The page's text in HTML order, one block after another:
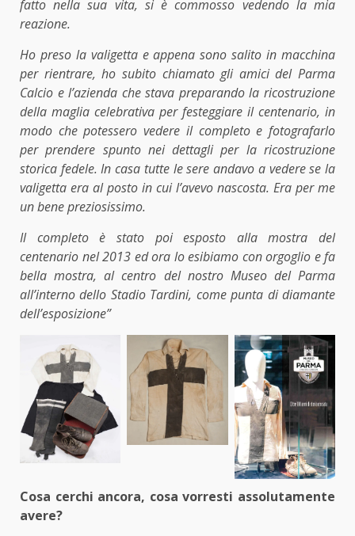
fatto nella sua vita, si è commosso vedendo la mia
reazione.
Ho preso la valigetta e appena sono salito in macchina
per rientrare, ho subito chiamato gli amici del Parma
Calcio e l’azienda che stava preparando la ricostruzione
della maglia celebrativa per festeggiare il centenario, in
modo che potessero vedere il completo e fotografarlo
per prendere spunto nei dettagli per la ricostruzione
storica fedele. In casa tutte le sere andavo a vedere se la
valigetta era al posto in cui l’avevo nascosta. Era per me
un bene preziosissimo.
Il completo è stato poi esposto alla mostra del
centenario nel 2013 ed ora lo esibiamo con orgoglio e fa
bella mostra, al centro del nostro Museo del Parma
all’interno dello Stadio Tardini, come punta di diamante
dell’esposizione”
Cosa cerchi ancora, cosa vorresti assolutamente
avere?